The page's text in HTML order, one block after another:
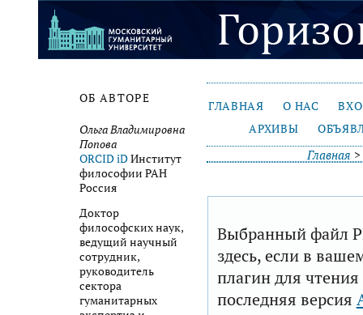
ОБ АВТОРЕ
Ольга Владимировна
Попова
ORCID iDИнститут
философии РАН
Россия
Доктор
философских наук,
ведущий научный
сотрудник,
руководитель
сектора
гуманитарных
ГЛАВНАЯ О НАС
АРХИВЫ
Главная >
Выбранный файл
здесь, если в
плагин для
последняя версия